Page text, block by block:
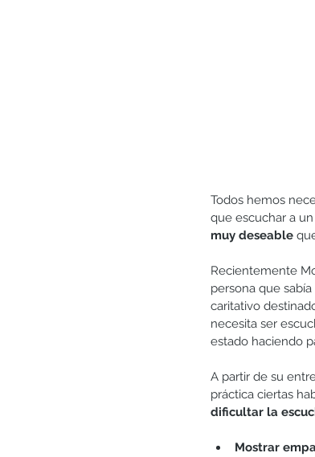
Todos hemos
que escuchar a
muy deseable
Recientemente
persona que
caritativo
necesita ser
estado haciendo
A partir de su
práctica ciertas
dificultar la
Mostrar